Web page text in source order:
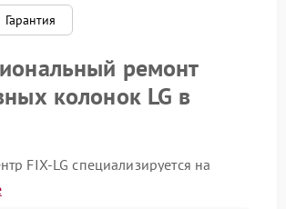
Гарантия
ремонт
колонок LG в
FIX-LG специализируется на
с портативной акустикой. Мы
звук важен для наших